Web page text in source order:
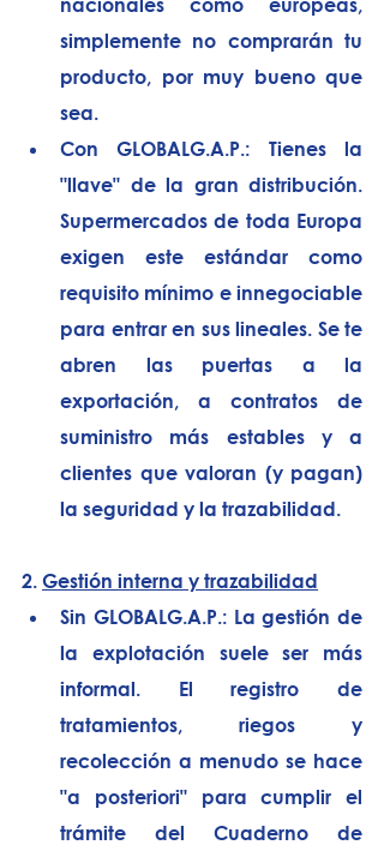
simplemente no comprarán tu
producto, por muy bueno que
sea.
Con GLOBALG.A.P.: Tienes la
"llave" de la gran distribución.
Supermercados de toda Europa
exigen este estándar como
requisito mínimo e innegociable
para entrar en sus lineales. Se te
abren las puertas a la
exportación, a contratos de
suministro más estables y a
clientes que valoran (y pagan)
la seguridad y la trazabilidad.
2. Gestión interna y trazabilidad
Sin GLOBALG.A.P.: La gestión de
la explotación suele ser más
informal. El registro de
tratamientos, riegos y
recolección a menudo se hace
"a posteriori" para cumplir el
trámite del Cuaderno de